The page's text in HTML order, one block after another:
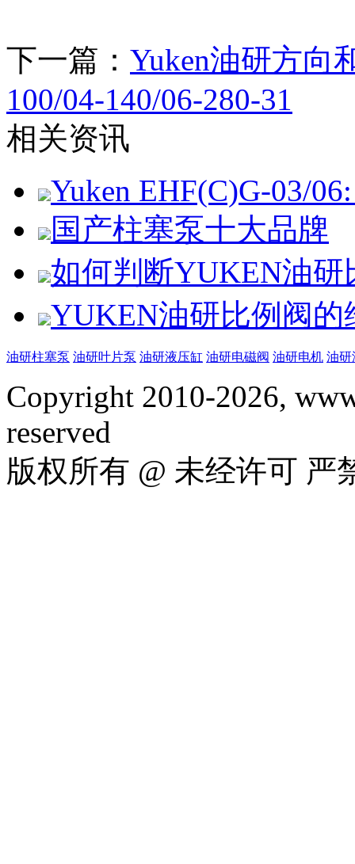
下一篇： Yuken油研方向
100/04-140/06-280-31
相关资讯
Yuken EHF(C)G-03/
国产柱塞泵十大品牌
如何判断YUKEN油
YUKEN油研比例阀的
油研柱塞泵 油研叶片泵 油研液压缸 油研电磁阀 油研电机 油研
Copyright 2010-2026,
reserved
版权所有 @ 未经许可 严